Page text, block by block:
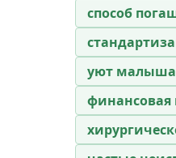
способ
уют малыша